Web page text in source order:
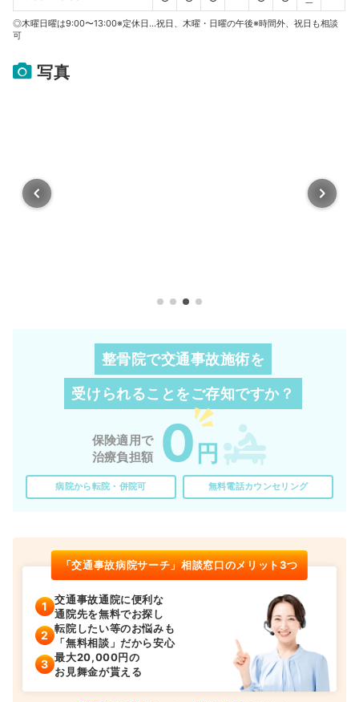
◎木曜日曜は9:00〜13:00※定休日…祝日、木曜・日曜の午後※時間外、祝日も相談
可
写真
整骨院で交通事故施術を
受けられることをご存知ですか？
保険適用で
治療負担額
0 円
病院から転院・併院可 無料電話カウンセリング
「交通事故病院サーチ」相談窓口のメリット3つ
交通事故通院に便利な
通院先を無料でお探し
転院したい等のお悩みも
「無料相談」だから安心
最大20,000円の
お見舞金が貰える